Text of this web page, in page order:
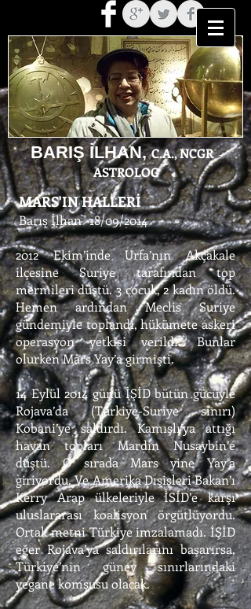
BARIŞ İLHAN,C.A., NCGR -
ASTROLOG
MARS'IN HALLERİ
Barış İlhan -18/09/2014
2012 Ekim’inde Urfa’nın Akçakale
ilçesine Suriye tarafından top
mermileri düştü. 3 çocuk, 2 kadın öldü.
Hemen ardından Meclis Suriye
gündemiyle toplandı, hükümete askeri
operasyon yetkisi verildi. Bunlar
olurken Mars Yay’a girmişti.
14 Eylül 2014 günü İŞİD bütün gücüyle
Rojava’da (Türkiye-Suriye sınırı)
Kobani’ye saldırdı. Kamışlı’ya attığı
havan topları Mardin Nusaybin’e
düştü. O sırada Mars yine Yay’a
giriyordu. Ve Amerika Dışişleri Bakan’ı
Kerry Arap ülkeleriyle İSİD’e karşı
uluslararası koalisyon örgütlüyordu.
Ortak metni Türkiye imzalamadı. İŞİD
eğer Rojava’ya saldırılarını başarırsa,
Türkiye’nin güney sınırlarındaki
yegane komşusu olacak.